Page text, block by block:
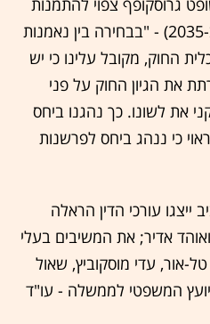
גרוסקופף צפוי להתמנות
לנשיא בית המשפט העליון ב-2035) - "בבחירה בין נאמנות
החוק, מקובל עלינו כי יש
את הגיון החוק על פני
את לשונו. כך נהגנו ביחס
כי ננהג ביחס לפרשנות
עורכי הדין הראלה
אדיר; את המשיבים בעלי
טל-אור, עדי מוסקוביץ, שאול
המשפטי לממשלה - עו"ד